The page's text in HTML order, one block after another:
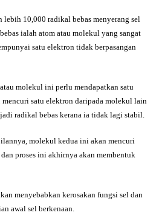
lebih 10,000radikal bebas menyerang sel
bebas ialah atom atau molekul yang sangat
satu elektron tidak berpasangan
molekul ini perlu mendapatkan satu
satu elektron daripada molekul lain
radikal bebas kerana ia tidak lagi stabil.
molekul kedua ini akan mencuri
proses ini akhirnya akan membentuk
menyebabkan kerosakan fungsi sel dan
awal sel berkenaan.